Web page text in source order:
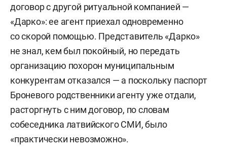
договор с другой ритуальной компанией —
«Дарко»: ее агент приехал одновременно
со скорой помощью. Представитель «Дарко»
не знал, кем был покойный, но передать
организацию похорон муниципальным
конкурентам отказался — а поскольку паспорт
Броневого родственники агенту уже отдали,
расторгнуть с ним договор, по словам
собеседника латвийского СМИ, было
«практически невозможно».